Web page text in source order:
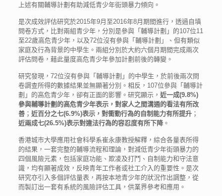
上述有關輔導計劃有助減低青少年街頭暴力傾向。
是次成效評估研究於2015年9月至2016年8月期間進行，透過自填
問卷方式，比對兩組青少年，分別是參與「輔導計劃」的107位11
至22歲高危青少年，以及72位沒有參與「輔導計劃」、但有類似
家庭及行為背景的中學生。兩組分別於大約六個月期間完成兩次
評估問卷，藉此量度高危青少年參加計劃前後的轉變。
研究發現，72位沒有參與「輔導計劃」的中學生，於前後兩次問
卷調查所得的數據結果並無顯著分別。相反，107位參與「輔導計
劃」的高危青少年，卻有正面的影響。研究顯示，近一成(9.8%)
參與輔導計劃的高危青少年表示，對家人之間溝通的看法有所改
善 ；近百分之七(6.9%)表示，對衝動行為的自制能力有所提升 ；
近兩成七(26.5%)表示對違法行為的容忍度有所下降 。
香港城市大學應用社會科學系崔永康教授解釋，綜合各量表所得
的結果，一套完整的輔導流程和理論，對減低青少年街頭暴力的
四個風險元素，包括家庭功能、欺凌及打鬥、自制能力和守法意
識，均有顯著成效，反映青年工作者或社工介入的重要性。是次
研究亦引入多個評估量表，再按本地青少年的狀況作出調整，從
而製訂出一套有系統的風險評估工具，供業界參考和應用。